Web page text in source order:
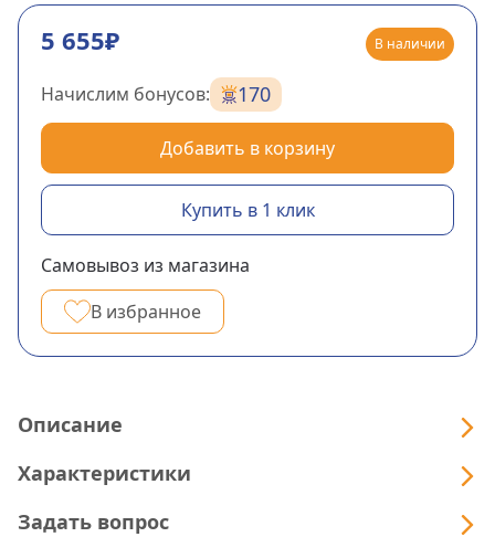
5 655₽ В наличии
Начислим бонусов: 170
Добавить в корзину
Купить в 1 клик
Самовывоз из магазина
В избранное
Описание
Характеристики
Задать вопрос